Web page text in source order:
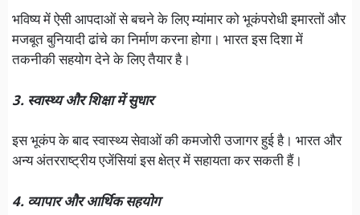
भविष्य में ऐसी आपदाओं से बचने के लिए म्यांमार को भूकंपरोधी इमारतों और
मजबूत बुनियादी ढांचे का निर्माण करना होगा। भारत इस दिशा में
तकनीकी सहयोग देने के लिए तैयार है।
3. स्वास्थ्य और शिक्षा में सुधार
इस भूकंप के बाद स्वास्थ्य सेवाओं की कमजोरी उजागर हुई है। भारत और
अन्य अंतरराष्ट्रीय एजेंसियां इस क्षेत्र में सहायता कर सकती हैं।
4. व्यापार और आर्थिक सहयोग